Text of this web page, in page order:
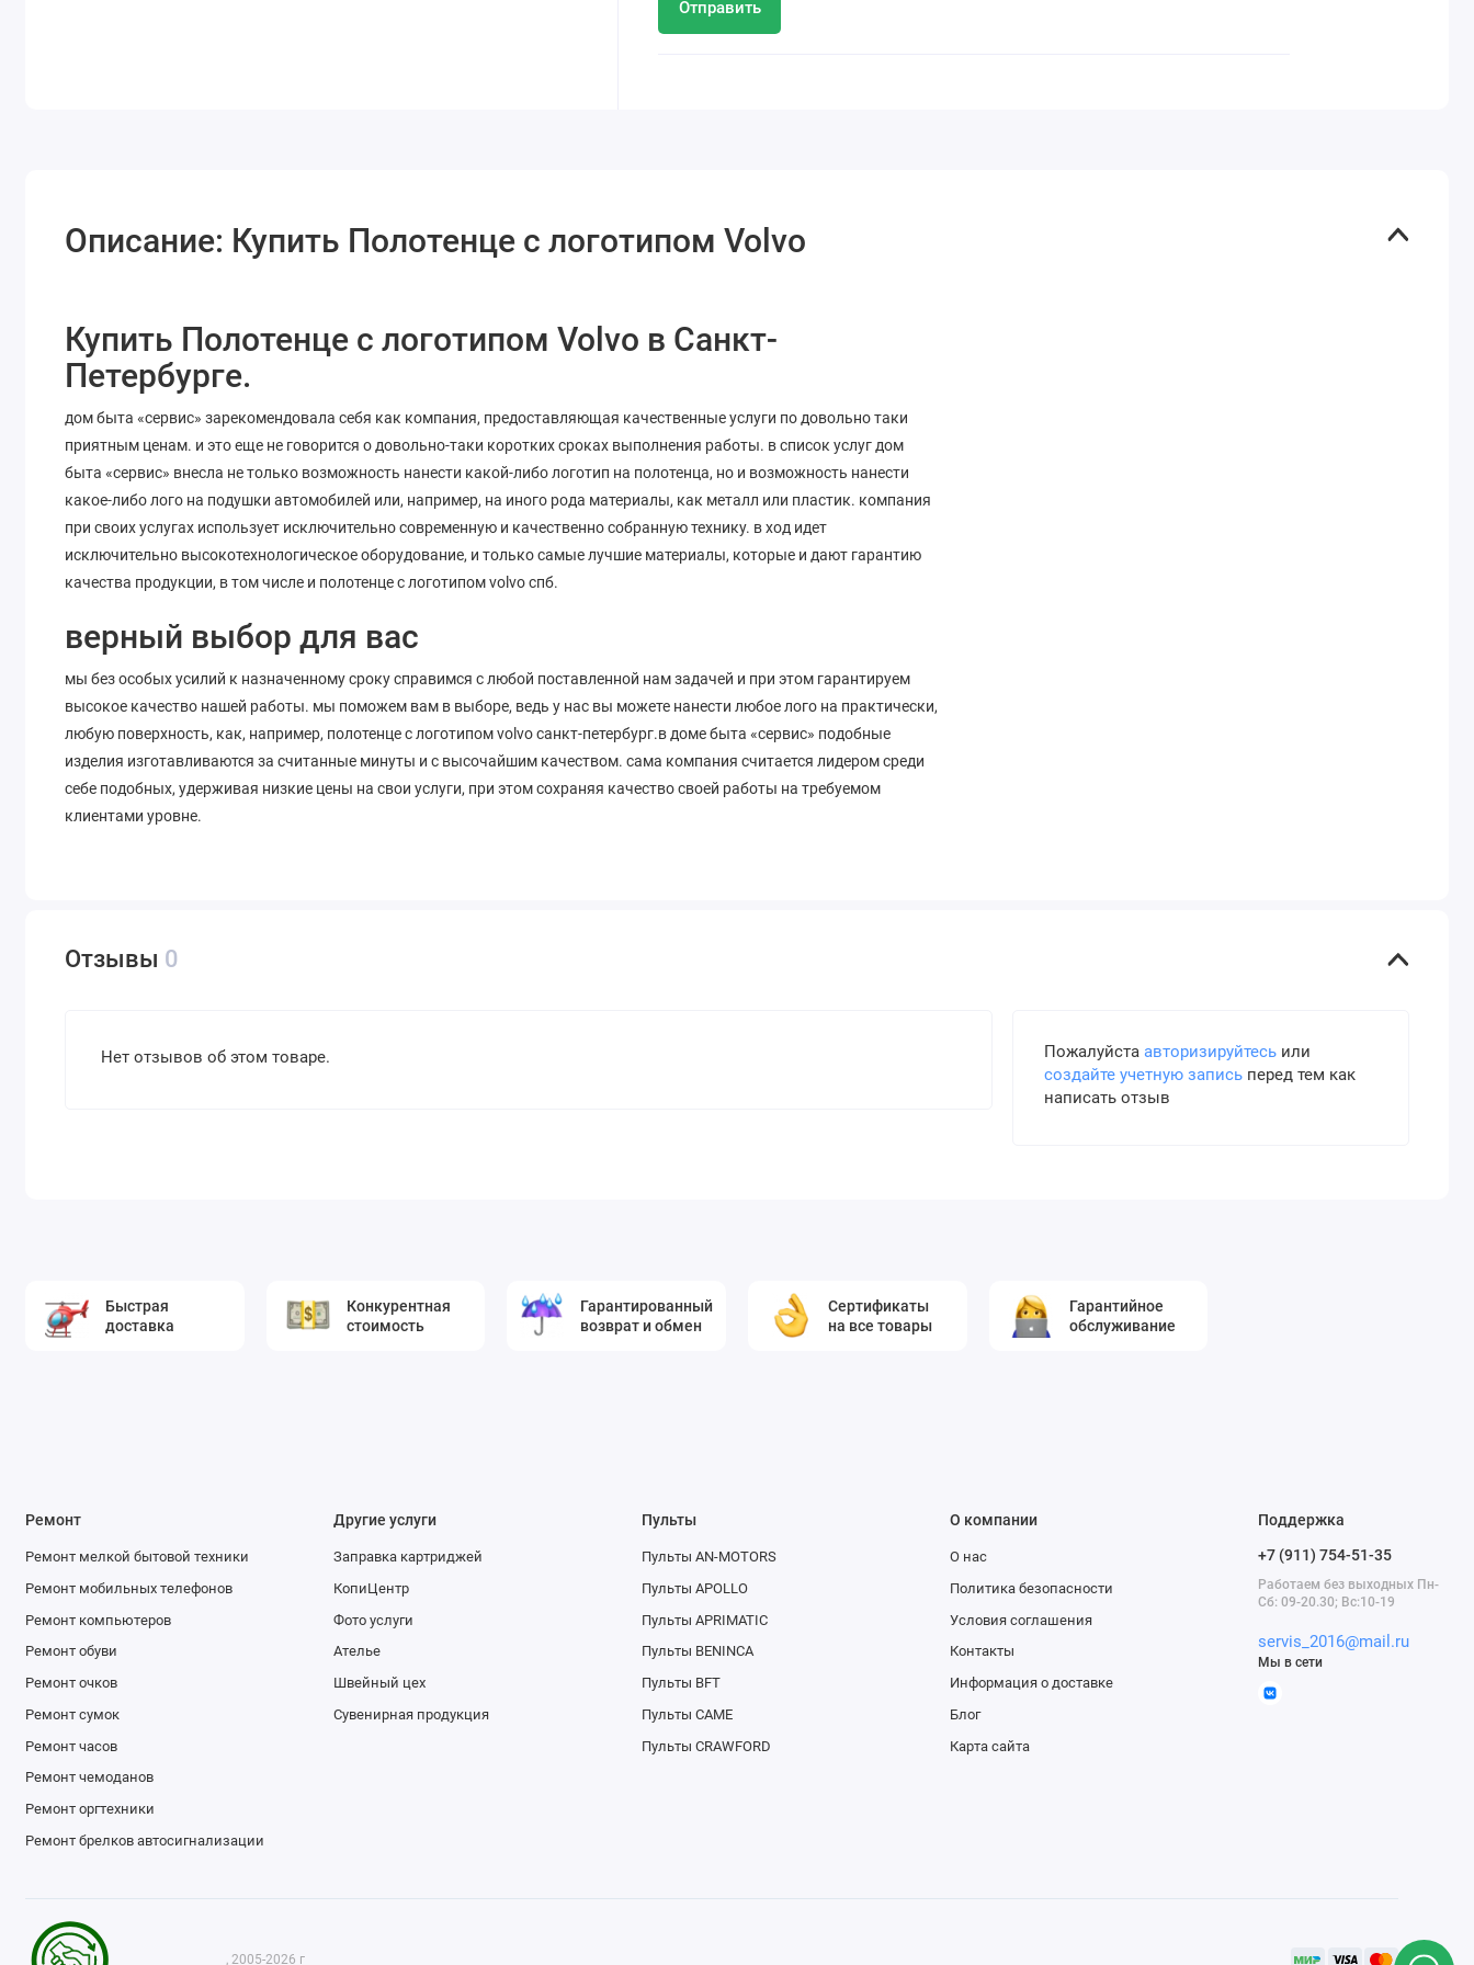
Отправить
Описание: Купить Полотенце с логотипом Volvo
Купить Полотенце с логотипом Volvo в Санкт-
Петербурге.
дом быта «сервис» зарекомендовала себя как компания, предоставляющая качественные услуги по довольно таки
приятным ценам. и это еще не говорится о довольно-таки коротких сроках выполнения работы. в список услуг дом
быта «сервис» внесла не только возможность нанести какой-либо логотип на полотенца, но и возможность нанести
какое-либо лого на подушки автомобилей или, например, на иного рода материалы, как металл или пластик. компания
при своих услугах использует исключительно современную и качественно собранную технику. в ход идет
исключительно высокотехнологическое оборудование, и только самые лучшие материалы, которые и дают гарантию
качества продукции, в том числе и полотенце с логотипом volvo спб.
верный выбор для вас
мы без особых усилий к назначенному сроку справимся с любой поставленной нам задачей и при этом гарантируем
высокое качество нашей работы. мы поможем вам в выборе, ведь у нас вы можете нанести любое лого на практически,
любую поверхность, как, например, полотенце с логотипом volvo санкт-петербург.в доме быта «сервис» подобные
изделия изготавливаются за считанные минуты и с высочайшим качеством. сама компания считается лидером среди
себе подобных, удерживая низкие цены на свои услуги, при этом сохраняя качество своей работы на требуемом
клиентами уровне.
Отзывы 0
Нет отзывов об этом товаре. Пожалуйста авторизируйтесьили
создайте учетную записьперед тем как
написать отзыв
Быстрая
доставка
Конкурентная
стоимость
Гарантированный
возврат и обмен
Сертификаты
на все товары
Гарантийное
обслуживание
Ремонт
Ремонт мелкой бытовой техники
Ремонт мобильных телефонов
Ремонт компьютеров
Ремонт обуви
Ремонт очков
Ремонт сумок
Ремонт часов
Ремонт чемоданов
Ремонт оргтехники
Ремонт брелков автосигнализации
Другие услуги
Заправка картриджей
КопиЦентр
Фото услуги
Ателье
Швейный цех
Сувенирная продукция
Пульты
Пульты AN-MOTORS
Пульты APOLLO
Пульты APRIMATIC
Пульты BENINCA
Пульты BFT
Пульты CAME
Пульты CRAWFORD
О компании
О нас
Политика безопасности
Условия соглашения
Контакты
Информация о доставке
Блог
Карта сайта
Поддержка
+7 (911) 754-51-35
Работаем без выходных Пн-
Сб: 09-20.30; Вс:10-19
servis_2016@mail.ru
Мы в сети
, 2005-2026 г